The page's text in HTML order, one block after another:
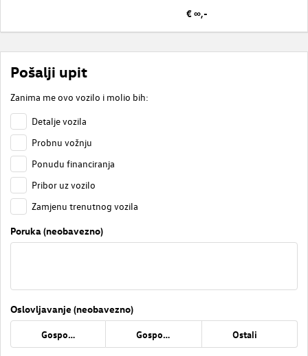
€ ∞,-
Pošalji upit
Zanima me ovo vozilo i molio bih:
Detalje vozila
Probnu vožnju
Ponudu financiranja
Pribor uz vozilo
Zamjenu trenutnog vozila
Poruka (neobavezno)
Oslovljavanje (neobavezno)
Gospođa Gospodin Ostali